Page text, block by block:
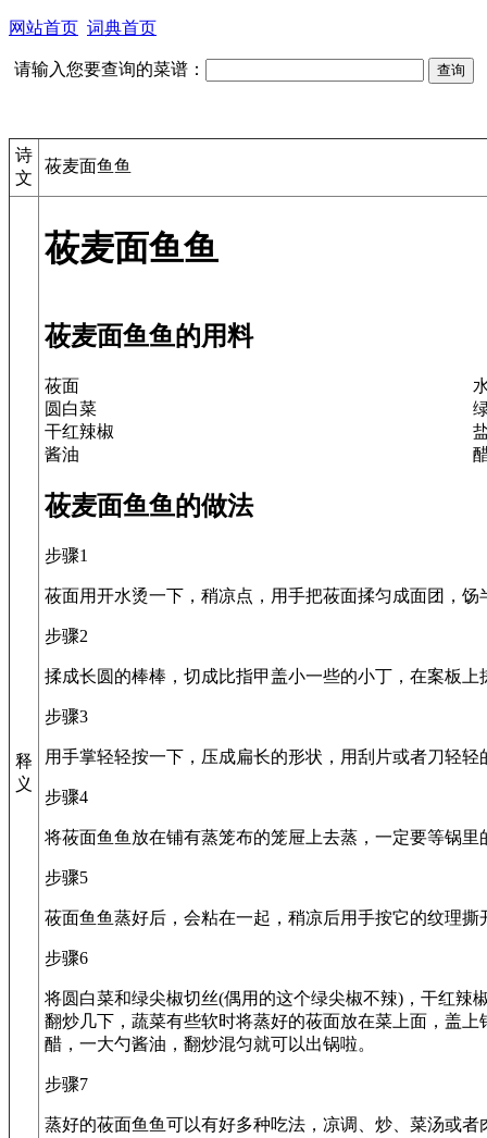
网站首页 词典首页
请输入您要查询的菜谱：
诗
文
莜麦面鱼鱼
释
义
莜麦面鱼鱼
莜麦面鱼鱼的用料
莜面
圆白菜
干红辣椒
酱油
莜麦面鱼鱼的做法
步骤1
莜面用开水烫一下，稍凉点，用手把莜面揉匀成面团，饧
步骤2
揉成长圆的棒棒，切成比指甲盖小一些的小丁，在案板
步骤3
用手掌轻轻按一下，压成扁长的形状，用刮片或者刀轻轻
步骤4
将莜面鱼鱼放在铺有蒸笼布的笼屉上去蒸，一定要等锅
步骤5
莜面鱼鱼蒸好后，会粘在一起，稍凉后用手按它的纹理撕
步骤6
将圆白菜和绿尖椒切丝(偶用的这个绿尖椒不辣)，干红辣
翻炒几下，蔬菜有些软时将蒸好的莜面放在菜上面，盖
醋，一大勺酱油，翻炒混匀就可以出锅啦。
步骤7
蒸好的莜面鱼鱼可以有好多种吃法，凉调、炒、菜汤或者